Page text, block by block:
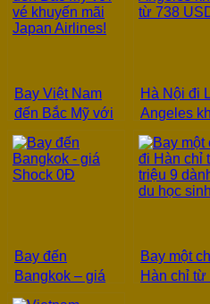
Kông, Mỹ
Bay Việt Nam
đến Bắc Mỹ với
vé khuyến mãi
Japan Airlines!
Hà Nội đi
Angeles
từ 738 USD
Bay đến
Bangkok – giá
Shock 0Đ
Bay một
Hàn chỉ từ